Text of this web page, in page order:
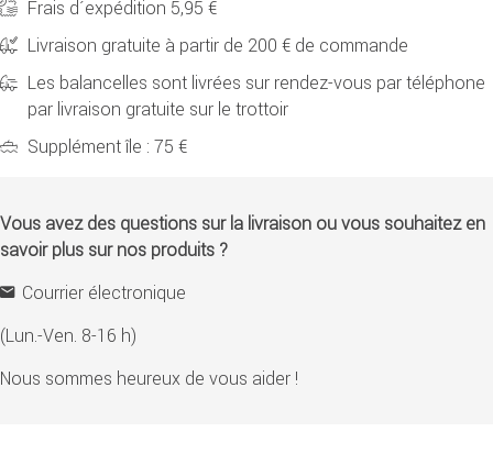
Frais d´expédition 5,95 €
Livraison gratuite à partir de 200 € de commande
Les balancelles sont livrées sur rendez-vous par téléphone
par livraison gratuite sur le trottoir
Supplément île : 75 €
Vous avez des questions sur la livraison ou vous souhaitez en
savoir plus sur nos produits ?
Courrier électronique
(Lun.-Ven. 8-16 h)
Nous sommes heureux de vous aider !